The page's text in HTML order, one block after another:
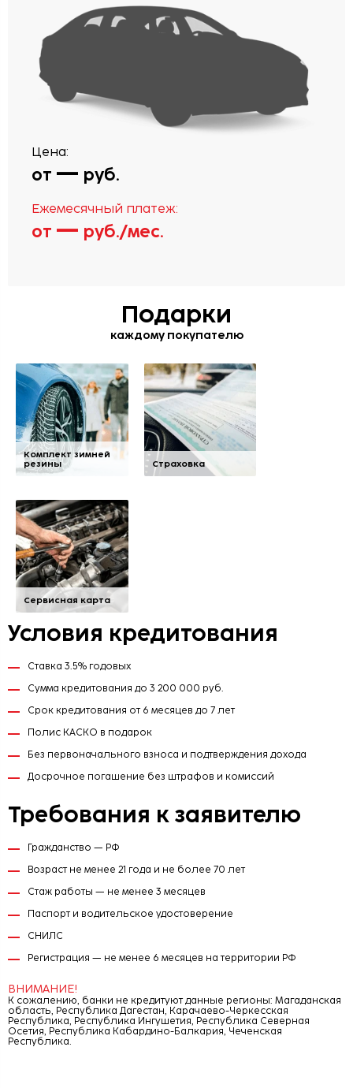
Цена:
от — руб.
Ежемесячный платеж:
от — руб./мес.
Подарки
каждому покупателю
Комплект зимней
резины Страховка
Сервисная карта
Условия кредитования
Ставка 3.5% годовых
Сумма кредитования до 3 200 000 руб.
Срок кредитования от 6 месяцев до 7 лет
Полис КАСКО в подарок
Без первоначального взноса и подтверждения дохода
Досрочное погашение без штрафов и комиссий
Требования к заявителю
Гражданство — РФ
Возраст не менее 21 года и не более 70 лет
Стаж работы — не менее 3 месяцев
Паспорт и водительское удостоверение
СНИЛС
Регистрация — не менее 6 месяцев на территории РФ
ВНИМАНИЕ!
К сожалению, банки не кредитуют данные регионы: Магаданская
область, Республика Дагестан, Карачаево-Черкесская
Республика, Республика Ингушетия, Республика Северная
Осетия, Республика Кабардино-Балкария, Чеченская
Республика.